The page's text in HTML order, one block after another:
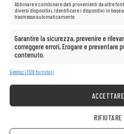
Abbinare e combinare dati provenienti da altre
diversi dispositivi, Identificare i dispositivi in base
trasmesse automaticamente.
Garantire la sicurezza, prevenire e
correggere errori, Erogare e presentare
contenuto.
Gestisci 1129 fornitori
ACCETTARE
RIFIUTARE